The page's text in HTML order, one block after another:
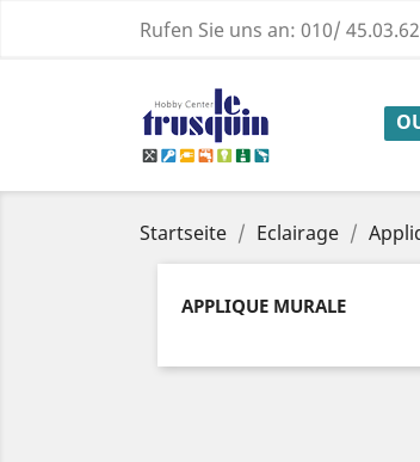
Rufen Sie uns an: 010/ 45.03.62
Startseite Eclairage
APPLIQUE MURALE